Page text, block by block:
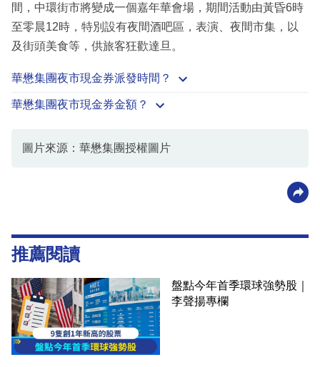
間，中環街市將變成一個嘉年華會場，期間活動由黃昏6時
至零晨12時，特別設有夜間酒吧區，表演、夜間市集，以
及街頭美食等，供旅客狂歡達旦。
華懋集團夜市現金券派發時間？
華懋集團夜市現金券金額？
圖片來源：華懋集團授權圖片
推薦閱讀
盤點今年首季環球強勢股｜
李聲揚專欄